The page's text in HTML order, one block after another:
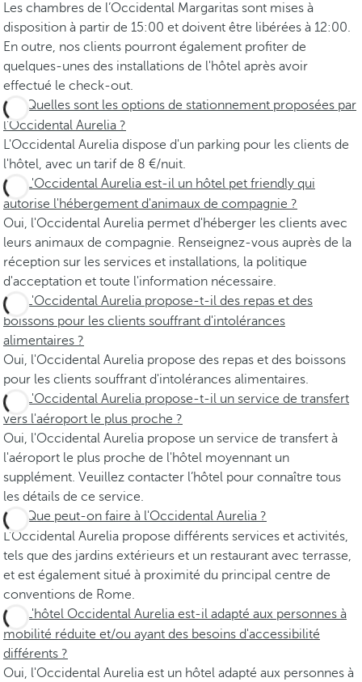
Les chambres de l’Occidental Margaritas sont mises à
disposition à partir de 15:00 et doivent être libérées à 12:00.
En outre, nos clients pourront également profiter de
quelques-unes des installations de l'hôtel après avoir
effectué le check-out.
Quelles sont les options de stationnement proposées par
l'Occidental Aurelia ?
L'Occidental Aurelia dispose d'un parking pour les clients de
l'hôtel, avec un tarif de 8 €/nuit.
L'Occidental Aurelia est-il un hôtel pet friendly qui
autorise l'hébergement d'animaux de compagnie ?
Oui, l'Occidental Aurelia permet d'héberger les clients avec
leurs animaux de compagnie. Renseignez-vous auprès de la
réception sur les services et installations, la politique
d'acceptation et toute l'information nécessaire.
L'Occidental Aurelia propose-t-il des repas et des
boissons pour les clients souffrant d'intolérances
alimentaires ?
Oui, l'Occidental Aurelia propose des repas et des boissons
pour les clients souffrant d'intolérances alimentaires.
L'Occidental Aurelia propose-t-il un service de transfert
vers l'aéroport le plus proche ?
Oui, l'Occidental Aurelia propose un service de transfert à
l'aéroport le plus proche de l'hôtel moyennant un
supplément. Veuillez contacter l’hôtel pour connaître tous
les détails de ce service.
Que peut-on faire à l'Occidental Aurelia ?
L'Occidental Aurelia propose différents services et activités,
tels que des jardins extérieurs et un restaurant avec terrasse,
et est également situé à proximité du principal centre de
conventions de Rome.
L'hôtel Occidental Aurelia est-il adapté aux personnes à
mobilité réduite et/ou ayant des besoins d'accessibilité
différents ?
Oui, l'Occidental Aurelia est un hôtel adapté aux personnes à